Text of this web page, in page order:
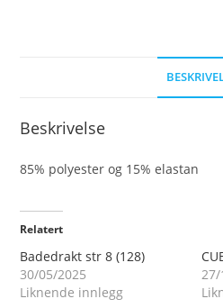
Beskrivelse
85% polyester og 15% elastan
Relatert
Badedrakt str 8 (128)
30/05/2025
Liknende innlegg